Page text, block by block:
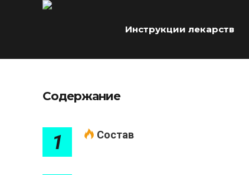
Инструкции лекарств
Содержание
1 Состав